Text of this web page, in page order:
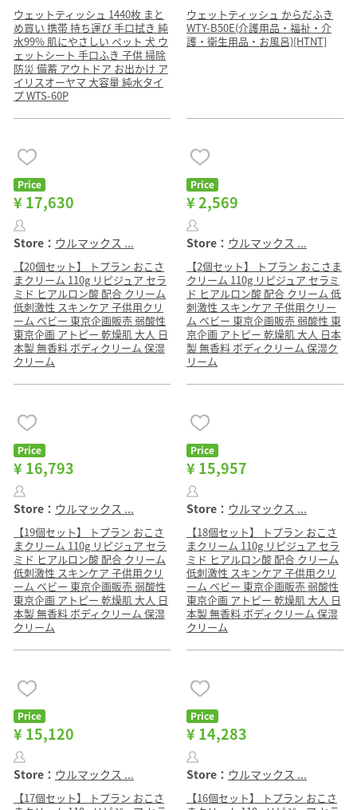
ウェットティッシュ 1440枚 まと
め買い 携帯 持ち運び 手口拭き 純
水99% 肌にやさしい ペット 犬 ウ
ェットシート 手口ふき 子供 掃除
防災 備蓄 アウトドア お出かけ ア
イリスオーヤマ 大容量 純水タイ
プ WTS-60P
ウェットティッシュ からだふき
WTY-B50E(介護用品・福祉・介
護・衛生用品・お風呂)[HTNT]
Price
¥ 17,630
Store： ウルマックス ...
【20個セット】 トプラン おこさ
まクリーム 110g リピジュア セラ
ミド ヒアルロン酸 配合 クリーム
低刺激性 スキンケア 子供用クリ
ーム ベビー 東京企画販売 弱酸性
東京企画 アトピー 乾燥肌 大人 日
本製 無香料 ボディクリーム 保湿
クリーム
Price
¥ 2,569
Store： ウルマックス ...
【2個セット】 トプラン おこさま
クリーム 110g リピジュア セラミ
ド ヒアルロン酸 配合 クリーム 低
刺激性 スキンケア 子供用クリー
ム ベビー 東京企画販売 弱酸性 東
京企画 アトピー 乾燥肌 大人 日本
製 無香料 ボディクリーム 保湿ク
リーム
Price
¥ 16,793
Store： ウルマックス ...
【19個セット】 トプラン おこさ
まクリーム 110g リピジュア セラ
ミド ヒアルロン酸 配合 クリーム
低刺激性 スキンケア 子供用クリ
ーム ベビー 東京企画販売 弱酸性
東京企画 アトピー 乾燥肌 大人 日
本製 無香料 ボディクリーム 保湿
クリーム
Price
¥ 15,957
Store： ウルマックス ...
【18個セット】 トプラン おこさ
まクリーム 110g リピジュア セラ
ミド ヒアルロン酸 配合 クリーム
低刺激性 スキンケア 子供用クリ
ーム ベビー 東京企画販売 弱酸性
東京企画 アトピー 乾燥肌 大人 日
本製 無香料 ボディクリーム 保湿
クリーム
Price
¥ 15,120
Store： ウルマックス ...
【17個セット】 トプラン おこさ
Price
¥ 14,283
Store： ウルマックス ...
【16個セット】 トプラン おこさ